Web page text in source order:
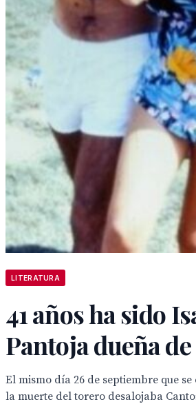
LITERATURA
41 años ha sido
Pantoja dueña
El mismo día 26 de septiembre que
la muerte del torero desalojaba